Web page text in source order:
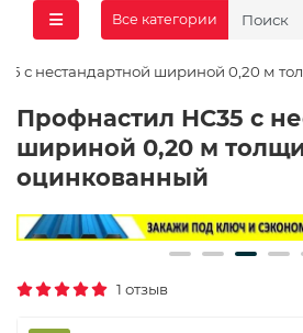
Все категории
с нестандартной шириной 0,20 м
Профнастил НС35 с
шириной 0,20 м
оцинкованный
1 отзыв